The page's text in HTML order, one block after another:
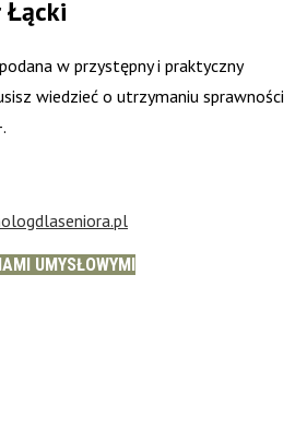
w przystępny i praktyczny
wiedzieć o utrzymaniu sprawności
UMYSŁOWYMI